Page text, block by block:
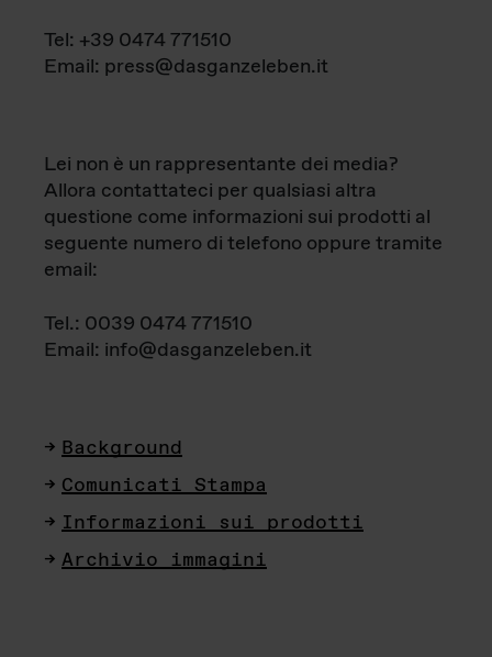
Tel: +39 0474 771510
Email: press@dasganzeleben.it
Lei non è un rappresentante dei media?
Allora contattateci per qualsiasi altra
questione come informazioni sui prodotti al
seguente numero di telefono oppure tramite
email:
Tel.: 0039 0474 771510
Email: info@dasganzeleben.it
Background
Comunicati Stampa
Informazioni sui prodotti
Archivio immagini